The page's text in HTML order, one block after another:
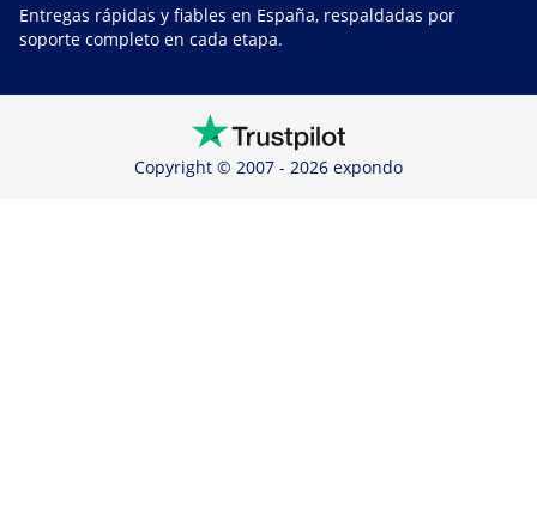
Entregas rápidas y fiables en España, respaldadas por
soporte completo en cada etapa.
Copyright © 2007 - 2026 expondo